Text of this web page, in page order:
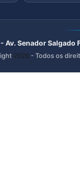
Av. Senador
2026 - Todos os